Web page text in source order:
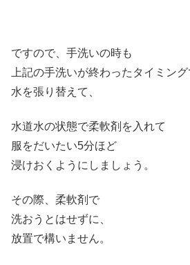
ですので、手洗いの時も
上記の手洗いが終わったタイミン
水を張り替えて、
水道水の状態で柔軟剤を入れて
服をだいたい5分ほど
浸けおくようにしましょう。
その際、柔軟剤で
洗おうとはせずに、
放置で構いません。